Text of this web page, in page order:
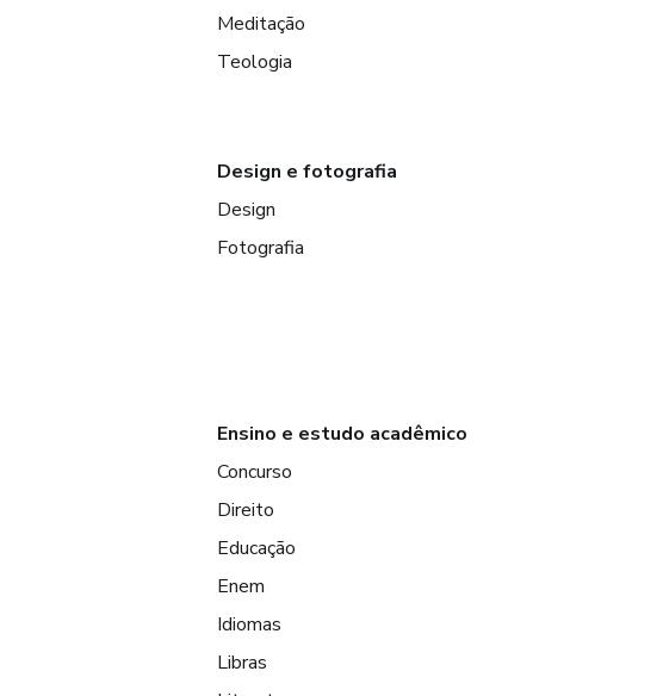
Meditação
Teologia
Design e fotografia
Design
Fotografia
Ensino e estudo acadêmico
Concurso
Direito
Educação
Enem
Idiomas
Libras